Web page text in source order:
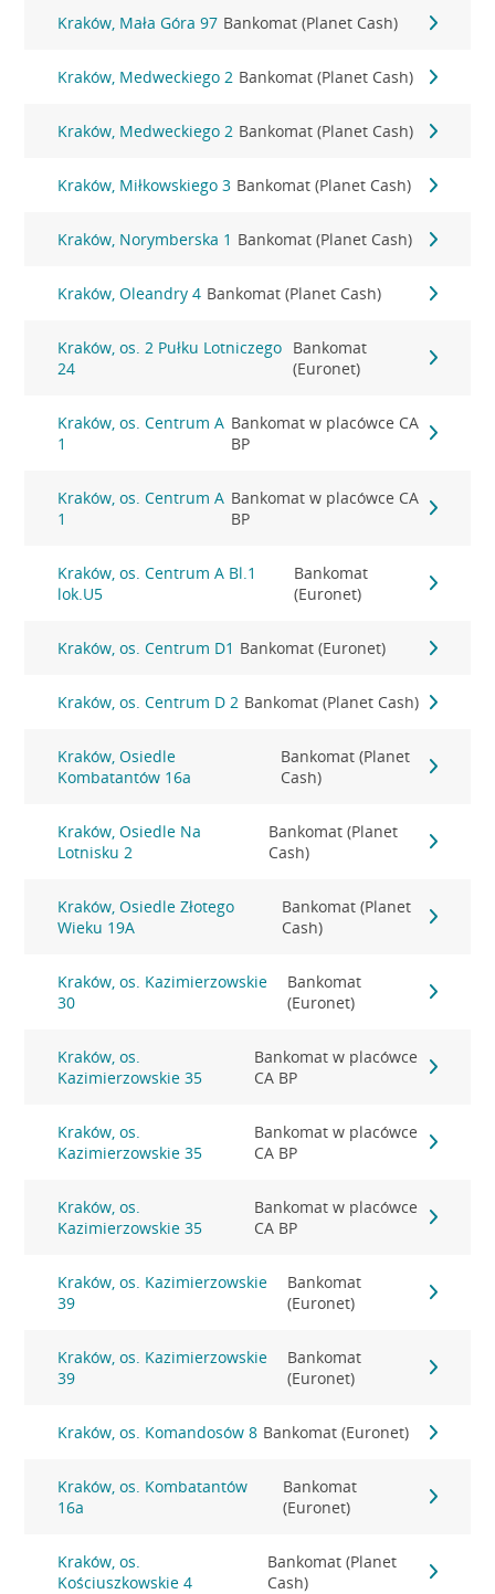
Kraków, Mała Góra 97 Bankomat (Planet Cash)
Kraków, Medweckiego 2 Bankomat (Planet Cash)
Kraków, Medweckiego 2 Bankomat (Planet Cash)
Kraków, Miłkowskiego 3 Bankomat (Planet Cash)
Kraków, Norymberska 1 Bankomat (Planet Cash)
Kraków, Oleandry 4 Bankomat (Planet Cash)
Kraków, os. 2 Pułku Lotniczego
24
Bankomat
(Euronet)
Kraków, os. Centrum A
1
Bankomat w placówce CA
BP
Kraków, os. Centrum A
1
Bankomat w placówce CA
BP
Kraków, os. Centrum A Bl.1
lok.U5
Bankomat
(Euronet)
Kraków, os. Centrum D1 Bankomat (Euronet)
Kraków, os. Centrum D 2 Bankomat (Planet Cash)
Kraków, Osiedle
Kombatantów 16a
Bankomat (Planet
Cash)
Kraków, Osiedle Na
Lotnisku 2
Bankomat (Planet
Cash)
Kraków, Osiedle Złotego
Wieku 19A
Bankomat (Planet
Cash)
Kraków, os. Kazimierzowskie
30
Bankomat
(Euronet)
Kraków, os.
Kazimierzowskie 35
Bankomat w placówce
CA BP
Kraków, os.
Kazimierzowskie 35
Bankomat w placówce
CA BP
Kraków, os.
Kazimierzowskie 35
Bankomat w placówce
CA BP
Kraków, os. Kazimierzowskie
39
Bankomat
(Euronet)
Kraków, os. Kazimierzowskie
39
Bankomat
(Euronet)
Kraków, os. Komandosów 8 Bankomat (Euronet)
Kraków, os. Kombatantów
16a
Bankomat
(Euronet)
Kraków, os.
Kościuszkowskie 4
Bankomat (Planet
Cash)